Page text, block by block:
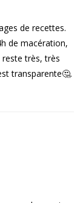
de recettes.
de macération,
reste très, très
transparente🤔.